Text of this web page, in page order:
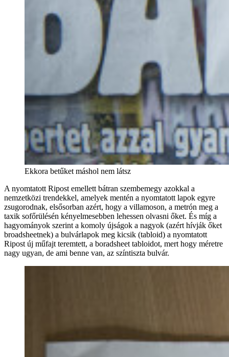
Ekkora betűket máshol nem látsz
A nyomtatott Ripost emellett bátran szembemegy azokkal a
nemzetközi trendekkel, amelyek mentén a nyomtatott lapok egyre
zsugorodnak, elsősorban azért, hogy a villamoson, a metrón meg a
taxik sofőrülésén kényelmesebben lehessen olvasni őket. És míg a
hagyományok szerint a komoly újságok a nagyok (azért hívják őket
broadsheetnek) a bulvárlapok meg kicsik (tabloid) a nyomtatott
Ripost új műfajt teremtett, a boradsheet tabloidot, mert hogy méretre
nagy ugyan, de ami benne van, az színtiszta bulvár.